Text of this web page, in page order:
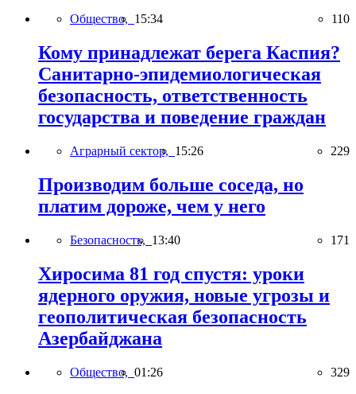
Общество, 15:34 110
Кому принадлежат берега Каспия?
Санитарно-эпидемиологическая
безопасность, ответственность
государства и поведение граждан
Аграрный сектор, 15:26 229
Производим больше соседа, но
платим дороже, чем у него
Безопасность, 13:40 171
Хиросима 81 год спустя: уроки
ядерного оружия, новые угрозы и
геополитическая безопасность
Азербайджана
Общество, 01:26 329